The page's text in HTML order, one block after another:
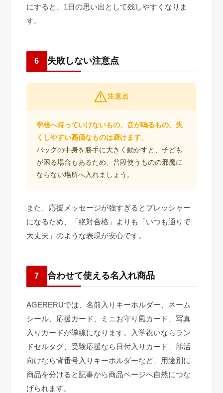
にすると、1日の思い出として残しやすくなりま
す。
6 失敗しない注意点
注意点
学校へ持っていけないもの、音が鳴るもの、失
くしやすい高価なものは避けます。
バッグの中身を勝手に大きく動かすと、子ども
が困る場合もあるため、普段使うものの邪魔に
ならない場所へ入れましょう。
また、応援メッセージが強すぎるとプレッシャー
になるため、「絶対合格」よりも「いつも通りで
大丈夫」のような表現が安心です。
7 合わせて使える名入れ商品
AGERERUでは、名前入りキーホルダー、ネーム
シール、応援カード、ミニお守り風カード、写真
入りカードが導線になります。入学祝いならラン
ドセルタグ、受験応援なら日付入りカード、部活
向けなら背番号入りキーホルダーなど、用途別に
商品を分けると記事から商品ページへ自然につな
げられます。